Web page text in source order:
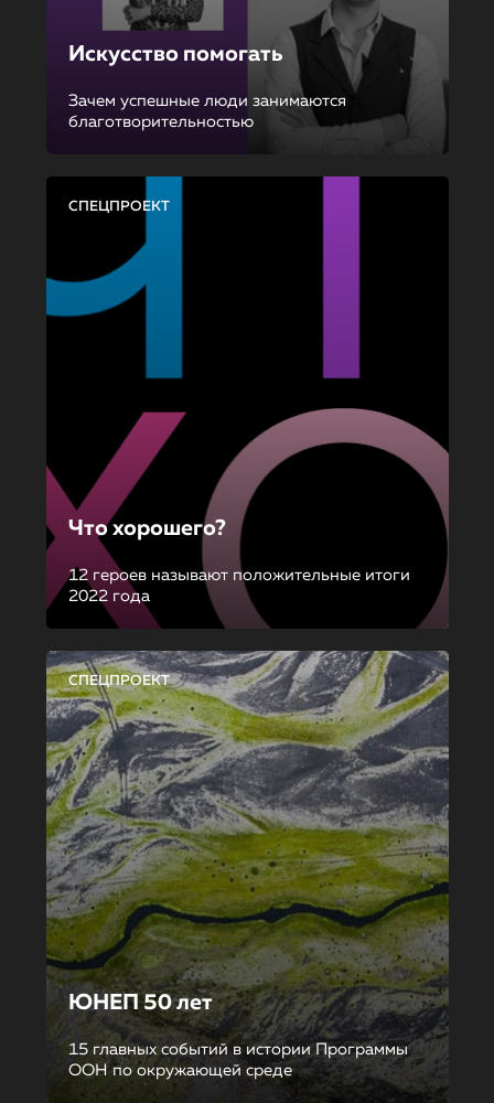
Искусство помогать
Зачем успешные люди занимаются
благотворительностью
СПЕЦПРОЕКТ
Что хорошего?
12 героев называют положительные итоги
2022 года
СПЕЦПРОЕКТ
ЮНЕП 50 лет
15 главных событий в истории Программы
ООН по окружающей среде